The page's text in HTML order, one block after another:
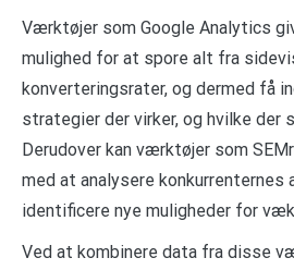
Værktøjer som Google Analytics
mulighed for at spore alt fra
konverteringsrater, og dermed få
strategier der virker, og hvilke der
Derudover kan værktøjer som
med at analysere
identificere nye muligheder for
Ved at kombinere data fra disse